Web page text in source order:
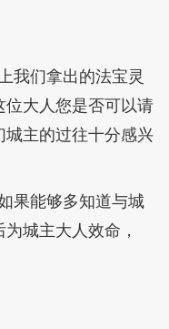
我们拿出的法宝灵
大人您是否可以请
主的过往十分感兴
果能够多知道与城
城主大人效命，